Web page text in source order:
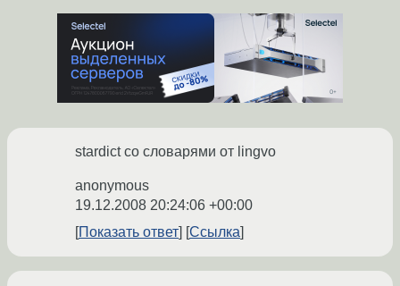
stardict со словарями от lingvo
anonymous
19.12.2008 20:24:06 +00:00
Показать ответ
Ссылка